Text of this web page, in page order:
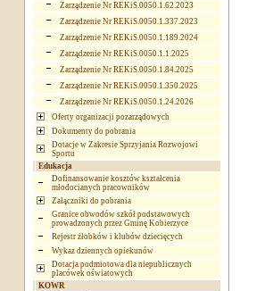
Zarządzenie Nr REKiS.0050.1.62.2023
Zarządzenie Nr REKiS.0050.1.337.2023
Zarządzenie Nr REKiS.0050.1.189.2024
Zarządzenie Nr REKiS.0050.1.1.2025
Zarządzenie Nr REKiS.0050.1.84.2025
Zarządzenie Nr REKiS.0050.1.350.2025
Zarządzenie Nr REKiS.0050.1.24.2026
Oferty organizacji pozarządowych
Dokumenty do pobrania
Dotacje w Zakresie Sprzyjania Rozwojowi
Sportu
Edukacja
Dofinansowanie kosztów kształcenia
młodocianych pracowników
Załączniki do pobrania
Granice obwodów szkół podstawowych
prowadzonych przez Gminę Kobierzyce
Rejestr żłobków i klubów dziecięcych
Wykaz dziennych opiekunów
Dotacja podmiotowa dla niepublicznych
placówek oświatowych
KOWR